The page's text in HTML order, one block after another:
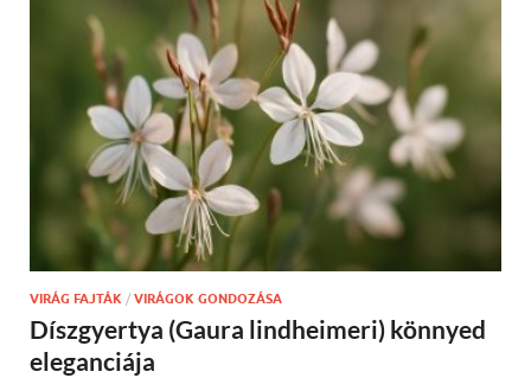
VIRÁG FAJTÁK / VIRÁGOK GONDOZÁSA
Díszgyertya (Gaura lindheimeri) könnyed
eleganciája